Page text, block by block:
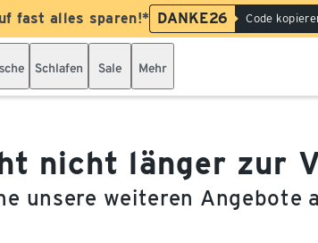
fast alles sparen!* DANKE26 Code
Schlafen Sale Mehr
nicht länger zur
unsere weiteren Angebote